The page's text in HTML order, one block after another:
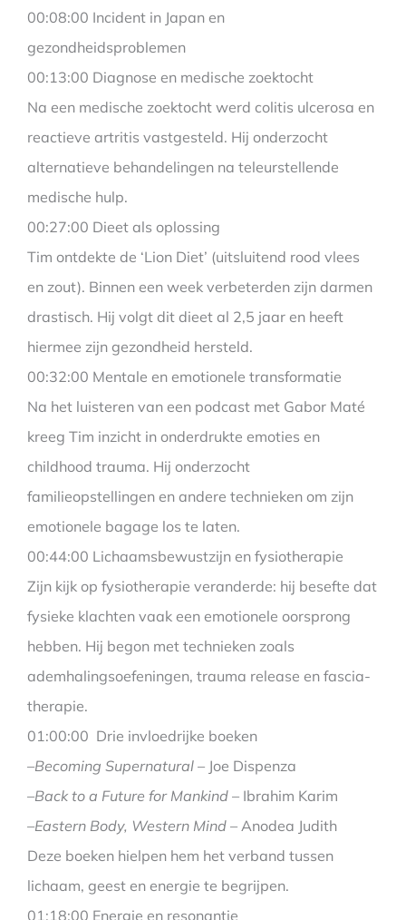
00:08:00 Incident in Japan en
gezondheidsproblemen
00:13:00 Diagnose en medische zoektocht
Na een medische zoektocht werd colitis ulcerosa en
reactieve artritis vastgesteld. Hij onderzocht
alternatieve behandelingen na teleurstellende
medische hulp.
00:27:00 Dieet als oplossing
Tim ontdekte de ‘Lion Diet’ (uitsluitend rood vlees
en zout). Binnen een week verbeterden zijn darmen
drastisch. Hij volgt dit dieet al 2,5 jaar en heeft
hiermee zijn gezondheid hersteld.
00:32:00 Mentale en emotionele transformatie
Na het luisteren van een podcast met Gabor Maté
kreeg Tim inzicht in onderdrukte emoties en
childhood trauma. Hij onderzocht
familieopstellingen en andere technieken om zijn
emotionele bagage los te laten.
00:44:00 Lichaamsbewustzijn en fysiotherapie
Zijn kijk op fysiotherapie veranderde: hij besefte dat
fysieke klachten vaak een emotionele oorsprong
hebben. Hij begon met technieken zoals
ademhalingsoefeningen, trauma release en fascia-
therapie.
01:00:00 Drie invloedrijke boeken
–Becoming Supernatural – Joe Dispenza
–Back to a Future for Mankind – Ibrahim Karim
–Eastern Body, Western Mind – Anodea Judith
Deze boeken hielpen hem het verband tussen
lichaam, geest en energie te begrijpen.
01:18:00 Energie en resonantie